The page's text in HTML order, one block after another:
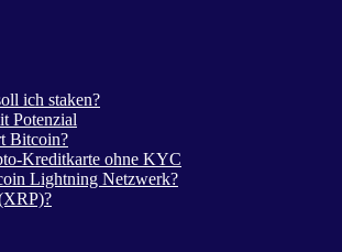
ich staken?
Potenzial
Bitcoin?
Kreditkarte ohne KYC
Lightning Netzwerk?